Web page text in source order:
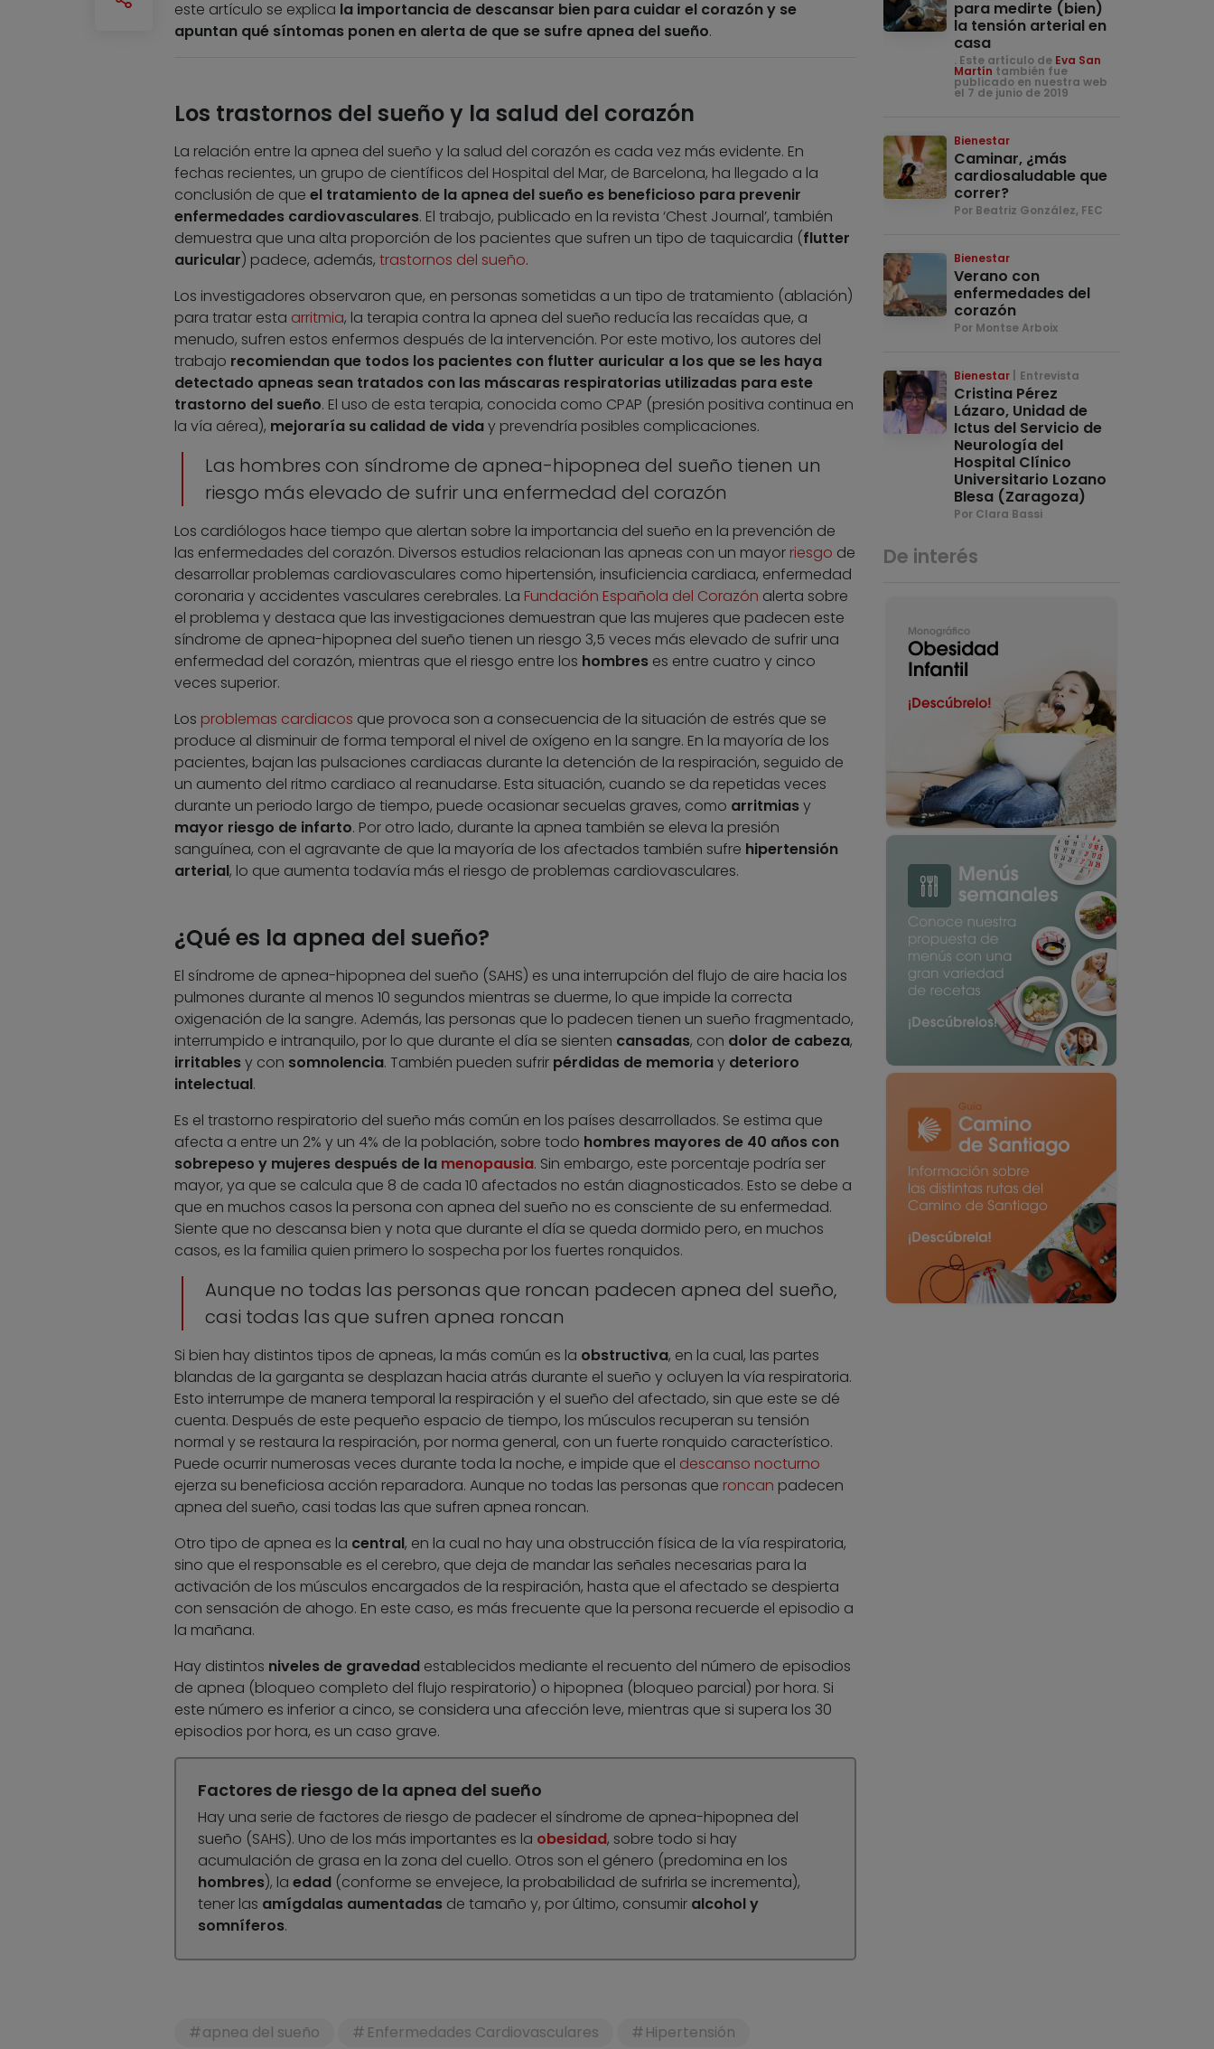
este artículo se explica la importancia de descansar bien para cuidar el corazón y se
apuntan qué síntomas ponen en alerta de que se sufre apnea del sueño.
Los trastornos del sueño y la salud del corazón
La relación entre la apnea del sueño y la salud del corazón es cada vez más evidente. En
fechas recientes, un grupo de científicos del Hospital del Mar, de Barcelona, ha llegado a la
conclusión de que el tratamiento de la apnea del sueño es beneficioso para prevenir
enfermedades cardiovasculares. El trabajo, publicado en la revista ‘Chest Journal’, también
demuestra que una alta proporción de los pacientes que sufren un tipo de taquicardia (flutter
auricular) padece, además, trastornos del sueño.
Los investigadores observaron que, en personas sometidas a un tipo de tratamiento (ablación)
para tratar esta arritmia, la terapia contra la apnea del sueño reducía las recaídas que, a
menudo, sufren estos enfermos después de la intervención. Por este motivo, los autores del
trabajo recomiendan que todos los pacientes con flutter auricular a los que se les haya
detectado apneas sean tratados con las máscaras respiratorias utilizadas para este
trastorno del sueño. El uso de esta terapia, conocida como CPAP (presión positiva continua en
la vía aérea), mejoraría su calidad de viday prevendría posibles complicaciones.
Las hombres con síndrome de apnea-hipopnea del sueño tienen un
riesgo más elevado de sufrir una enfermedad del corazón
Los cardiólogos hace tiempo que alertan sobre la importancia del sueño en la prevención de
las enfermedades del corazón. Diversos estudios relacionan las apneas con un mayor riesgo de
desarrollar problemas cardiovasculares como hipertensión, insuficiencia cardiaca, enfermedad
coronaria y accidentes vasculares cerebrales. La Fundación Española del Corazón alerta sobre
el problema y destaca que las investigaciones demuestran que las mujeres que padecen este
síndrome de apnea-hipopnea del sueño tienen un riesgo 3,5 veces más elevado de sufrir una
enfermedad del corazón, mientras que el riesgo entre los hombreses entre cuatro y cinco
veces superior.
Los problemas cardiacos que provoca son a consecuencia de la situación de estrés que se
produce al disminuir de forma temporal el nivel de oxígeno en la sangre. En la mayoría de los
pacientes, bajan las pulsaciones cardiacas durante la detención de la respiración, seguido de
un aumento del ritmo cardiaco al reanudarse. Esta situación, cuando se da repetidas veces
durante un periodo largo de tiempo, puede ocasionar secuelas graves, como arritmiasy
mayor riesgo de infarto. Por otro lado, durante la apnea también se eleva la presión
sanguínea, con el agravante de que la mayoría de los afectados también sufre hipertensión
arterial, lo que aumenta todavía más el riesgo de problemas cardiovasculares.
¿Qué es la apnea del sueño?
El síndrome de apnea-hipopnea del sueño (SAHS) es una interrupción del flujo de aire hacia los
pulmones durante al menos 10 segundos mientras se duerme, lo que impide la correcta
oxigenación de la sangre. Además, las personas que lo padecen tienen un sueño fragmentado,
interrumpido e intranquilo, por lo que durante el día se sienten cansadas, con dolor de cabeza,
irritablesy con somnolencia. También pueden sufrir pérdidas de memoriay deterioro
intelectual.
Es el trastorno respiratorio del sueño más común en los países desarrollados. Se estima que
afecta a entre un 2% y un 4% de la población, sobre todo hombres mayores de 40 años con
sobrepeso y mujeres después de la menopausia. Sin embargo, este porcentaje podría ser
mayor, ya que se calcula que 8 de cada 10 afectados no están diagnosticados. Esto se debe a
que en muchos casos la persona con apnea del sueño no es consciente de su enfermedad.
Siente que no descansa bien y nota que durante el día se queda dormido pero, en muchos
casos, es la familia quien primero lo sospecha por los fuertes ronquidos.
Aunque no todas las personas que roncan padecen apnea del sueño,
casi todas las que sufren apnea roncan
Si bien hay distintos tipos de apneas, la más común es la obstructiva, en la cual, las partes
blandas de la garganta se desplazan hacia atrás durante el sueño y ocluyen la vía respiratoria.
Esto interrumpe de manera temporal la respiración y el sueño del afectado, sin que este se dé
cuenta. Después de este pequeño espacio de tiempo, los músculos recuperan su tensión
normal y se restaura la respiración, por norma general, con un fuerte ronquido característico.
Puede ocurrir numerosas veces durante toda la noche, e impide que el descanso nocturno
ejerza su beneficiosa acción reparadora. Aunque no todas las personas que roncan padecen
apnea del sueño, casi todas las que sufren apnea roncan.
Otro tipo de apnea es la central, en la cual no hay una obstrucción física de la vía respiratoria,
sino que el responsable es el cerebro, que deja de mandar las señales necesarias para la
activación de los músculos encargados de la respiración, hasta que el afectado se despierta
con sensación de ahogo. En este caso, es más frecuente que la persona recuerde el episodio a
la mañana.
Hay distintos niveles de gravedadestablecidos mediante el recuento del número de episodios
de apnea (bloqueo completo del flujo respiratorio) o hipopnea (bloqueo parcial) por hora. Si
este número es inferior a cinco, se considera una afección leve, mientras que si supera los 30
episodios por hora, es un caso grave.
Factores de riesgo de la apnea del sueño
Hay una serie de factores de riesgo de padecer el síndrome de apnea-hipopnea del
sueño (SAHS). Uno de los más importantes es la obesidad, sobre todo si hay
acumulación de grasa en la zona del cuello. Otros son el género (predomina en los
hombres), la edad(conforme se envejece, la probabilidad de sufrirla se incrementa),
tener las amígdalas aumentadasde tamaño y, por último, consumir alcohol y
somníferos.
apnea del sueño Enfermedades Cardiovasculares Hipertensión
para medirte (bien)
la tensión arterial en
casa
. Este artículo de Eva San
Martín también fue
publicado en nuestra web
el 7 de junio de 2019
Bienestar
Caminar, ¿más
cardiosaludable que
correr?
Por Beatriz González, FEC
Bienestar
Verano con
enfermedades del
corazón
Por Montse Arboix
Bienestar Entrevista
Cristina Pérez
Lázaro, Unidad de
Ictus del Servicio de
Neurología del
Hospital Clínico
Universitario Lozano
Blesa (Zaragoza)
Por Clara Bassi
De interés